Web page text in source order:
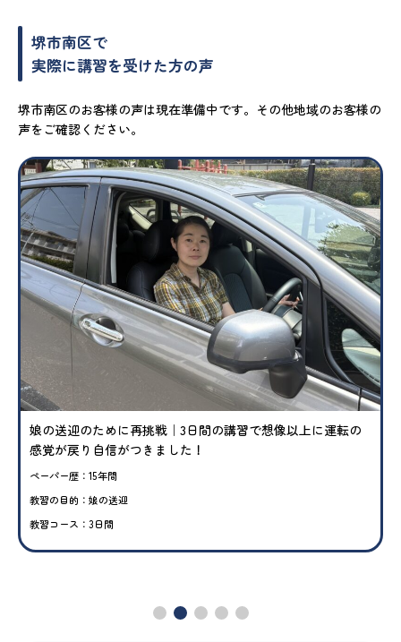
堺市南区で
実際に講習を受けた方の声
堺市南区のお客様の声は現在準備中です。その他地域のお客様の
声をご確認ください。
娘の送迎のために再挑戦｜3日間の講習で想像以上に運転の
感覚が戻り自信がつきました！
ペーパー歴：15年間
教習の目的：娘の送迎
教習コース：3日間